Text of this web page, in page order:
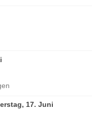
17. Juni